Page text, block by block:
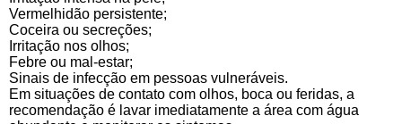
Vermelhidão persistente;
Coceira ou secreções;
Irritação nos olhos;
Febre ou mal-estar;
Sinais de infecção em pessoas vulneráveis.
Em situações de contato com olhos, boca ou feridas, a
recomendação é lavar imediatamente a área com água